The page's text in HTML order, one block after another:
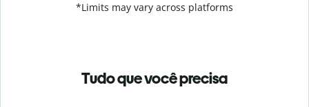
*Limits may vary across platforms
Tudo que você precisa